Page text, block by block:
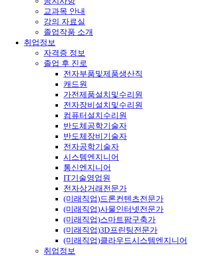
교과목 안내
강의 자료실
졸업작품 소개
취업정보
자격증 정보
졸업 후 진로
전자부품및제품생산직
캐드원
가전제품설치및수리원
전자장비설치및수리원
컴퓨터설치수리원
반도체공학기술자
반도체장비기술자
전자공학기술자
시스템엔지니어
통신엔지니어
IT기술영업원
전자상거래전문가
(미래직업)드론컨텐츠전문가
(미래직업)사물인터넷전문가
(미래직업)스마트팜구축가
(미래직업)3D프린팅전문가
(미래직업)클라우드시스템엔지니어
취업정보